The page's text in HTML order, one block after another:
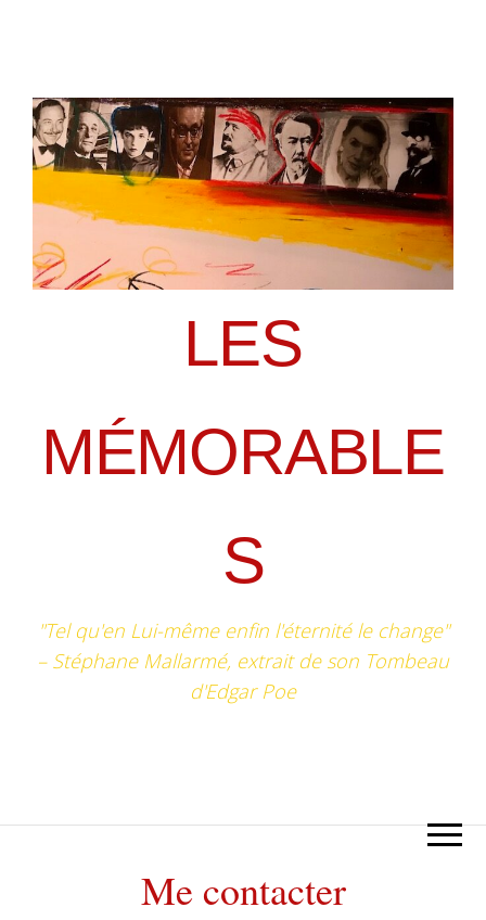
LES
MÉMORABLE
S
"Tel qu'en Lui-même enfin l'éternité le change"
– Stéphane Mallarmé, extrait de son Tombeau
d'Edgar Poe
Me contacter